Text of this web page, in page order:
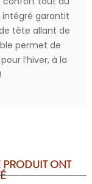
intégré garantit
tête allant de
permet de
l’hiver, à la
PRODUIT ONT